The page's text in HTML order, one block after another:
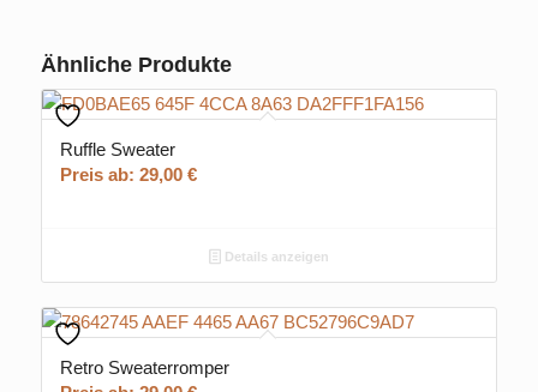
Ähnliche Produkte
Ruffle Sweater
Preis ab: 29,00 €
Details anzeigen
Retro Sweaterromper